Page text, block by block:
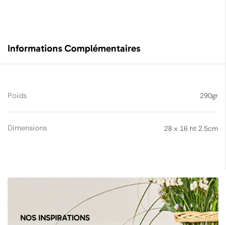
Informations Complémentaires
Poids 290gr
Dimensions 28 x 16 ht 2.5cm
NOS INSPIRATIONS